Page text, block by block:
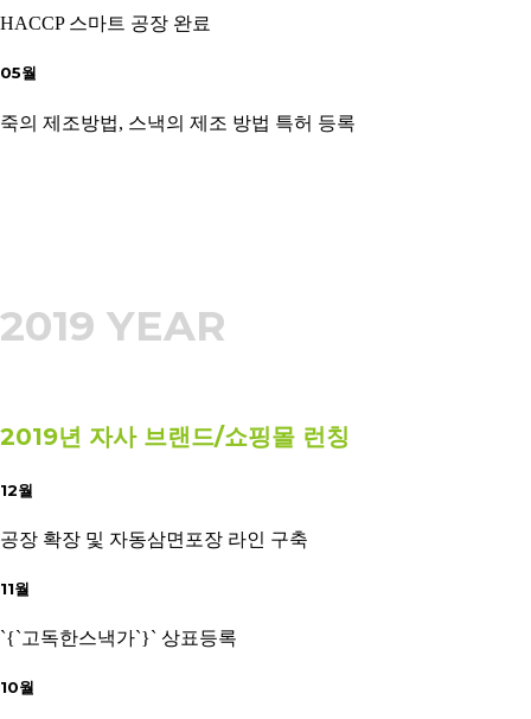
HACCP 스마트 공장 완료
05월
죽의 제조방법, 스낵의 제조 방법 특허 등록
2019 YEAR
2019년 자사 브랜드/쇼핑몰 런칭
12월
공장 확장 및 자동삼면포장 라인 구축
11월
`{`고독한스낵가`}` 상표등록
10월